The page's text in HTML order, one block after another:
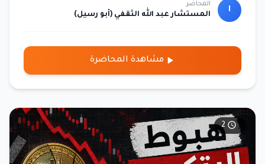
ا
المحاضر
المستشار عبد الله الثقفي (أبو رسيل)
مشاهدة المحاضرة